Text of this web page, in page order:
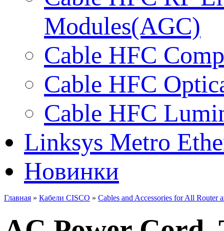
Modules(AGC)
Cable HFC
Cable HFC
Cable HFC
Linksys Metro
Новинки
Главная » Кабели CISCO » Cables and Accessories for All Router